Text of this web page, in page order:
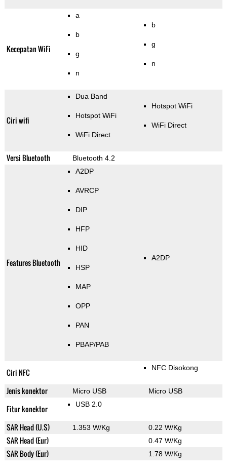
Kecepatan WiFi
a
b
g
n
b
g
n
Ciri wifi
Dua Band
Hotspot WiFi
WiFi Direct
Hotspot WiFi
WiFi Direct
Versi Bluetooth Bluetooth 4.2
Features Bluetooth
A2DP
AVRCP
DIP
HFP
HID
HSP
MAP
OPP
PAN
PBAP/PAB
A2DP
Ciri NFC NFC Disokong
Jenis konektor Micro USB Micro USB
Fitur konektor USB 2.0
SAR Head (U.S) 1.353 W/Kg 0.22 W/Kg
SAR Head (Eur) 0.47 W/Kg
SAR Body (Eur) 1.78 W/Kg